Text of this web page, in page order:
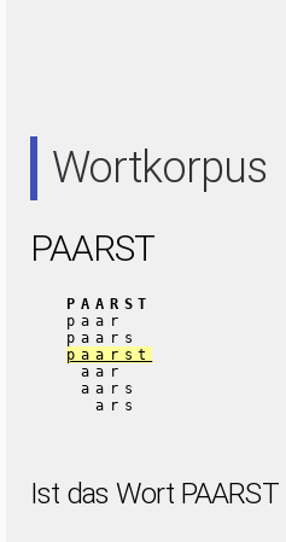
Wortkorpus
PAARST
PAARST
paar
paars
paarst
aar
aars
ars
Ist das Wort